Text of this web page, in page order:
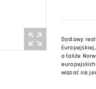
Dostawy
Europejskiej,
a także
wiązać się